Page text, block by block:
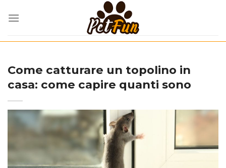
Come catturare un topolino in
casa: come capire quanti sono